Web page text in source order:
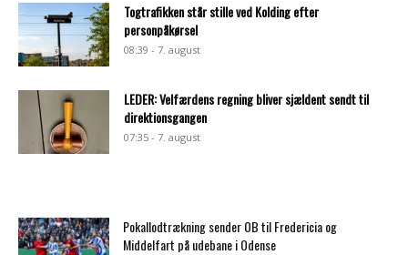
Togtrafikken står stille ved Kolding efter
personpåkørsel
08:39 - 7. august
LEDER: Velfærdens regning bliver sjældent sendt til
direktionsgangen
07:35 - 7. august
Pokallodtrækning sender OB til Fredericia og
Middelfart på udebane i Odense